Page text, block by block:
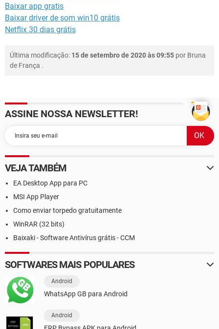
Baixar app gratis
Baixar driver de som win10 grátis
Netflix 30 dias grátis
Última modificação: 15 de setembro de 2020 às 09:55 por Bruna
de França .
ASSINE NOSSA NEWSLETTER!
VEJA TAMBÉM
EA Desktop App para PC
MSI App Player
Como enviar torpedo gratuitamente
WinRAR (32 bits)
Baixaki - Software Antivírus grátis - CCM
SOFTWARES MAIS POPULARES
Android
WhatsApp GB para Android
Android